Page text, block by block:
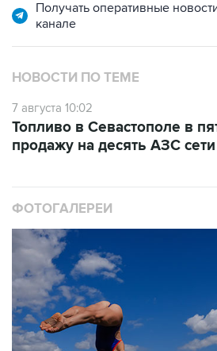
Получать оперативные
канале
НОВОСТИ ПО ТЕМЕ
7 августа 10:02
Топливо в Севастополе в
продажу на десять АЗС
ФОТОГАЛЕРЕИ